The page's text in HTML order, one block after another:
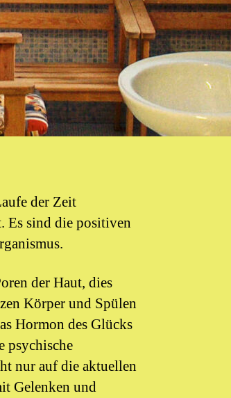
der Zeit
Es sind die positiven
der Haut, dies
Körper und Spülen
Hormon des Glücks
psychische
nur auf die aktuellen
Gelenken und